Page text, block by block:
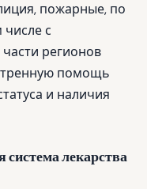
пожарные, по
числе с
регионов
помощь
и наличия
система лекарства